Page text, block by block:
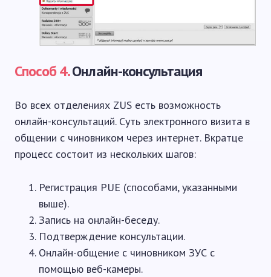
Способ 4.Онлайн-консультация
Во всех отделениях ZUS есть возможность
онлайн-консультаций. Суть электронного визита в
общении с чиновником через интернет. Вкратце
процесс состоит из нескольких шагов:
Регистрация PUE (способами, указанными
выше).
Запись на онлайн-беседу.
Подтверждение консультации.
Онлайн-общение с чиновником ЗУС с
помощью веб-камеры.